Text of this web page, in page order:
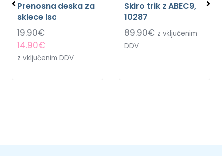
Prenosna deska za
sklece Iso
19.90€
14.90€
z vključenim DDV
Skiro trik z ABEC9,
10287
89.90€ z vključenim
DDV